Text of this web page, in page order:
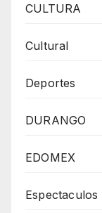
CULTURA
Cultural
Deportes
DURANGO
EDOMEX
Espectaculos